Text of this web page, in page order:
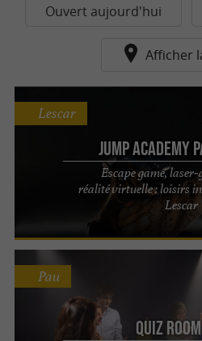
Ouvert aujourd'hui
Afficher
Jump Academy
Escape game,
réalité virtuelle : loisirs
Lescar
Lescar
Quiz
Pau